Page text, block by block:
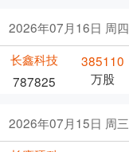
2026年07月16日 周四
长鑫科技
787825
385110
万股
2026年07月15日 周三